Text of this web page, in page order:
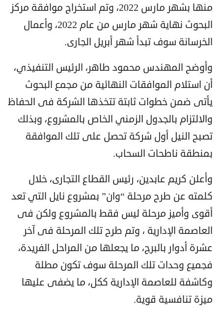
منها بشهر مارس 2022، وتم استخراج موافقة مركز
البحوث نهاية شهر مارس من عام 2022، وأعمال
الخرسانة سوف تبدأ شهر أبريل الجارى.
وأوضح المهندس محمود طاهر، الرئيس التنفيذي،
أن استلام الموافقات النهائية من مجمع البحوث
يأتى ضمن خطوات ثابتة تتخذها الشركة فى الحفاظ
والالتزام بالجدول الزمني الخاص بالمشروع، وبذلك
تصبح النيل أول شركة تحصل على تلك الموافقة
بمنطقة ناطحات السحاب.
وأعلن كريم عابدين، رئيس القطاع التجارى، خلال
كلمته عن طرح مرحلة “وان” بمشروع نايل التي تعد
أقوى وأميز مرحلة ليس فقط بالمشروع ولكن فى
العاصمة الإدارية ، وتم طرح تلك المرحلة فى آخر
عشرة أدوار بالبرج، ما يجعلها من المراحل الفريدة،
فجميع وحدات تلك المرحلة سوف تكون مطلة
وكاشفة للعاصمة الإدارية ككل، ما يضفى عليها
ميزة تنافسية قوية.